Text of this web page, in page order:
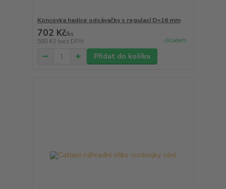
Koncovka hadice odsávačky s regulací D=16 mm
702 Kč/ks
580 Kč bez DPH skladem
Přidat do košíku